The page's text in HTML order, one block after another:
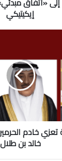
إيكيتيكي
تعزي خادم
خالد بن طلال